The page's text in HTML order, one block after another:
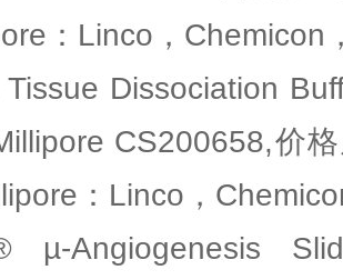
：Linco，Chemicon
Tissue Dissociation
CS200658,价
：Linco，
µ-Angiogenesis